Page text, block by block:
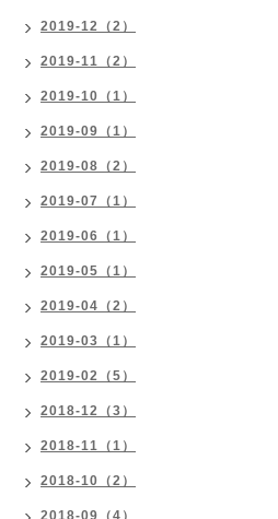
2019-12（2）
2019-11（2）
2019-10（1）
2019-09（1）
2019-08（2）
2019-07（1）
2019-06（1）
2019-05（1）
2019-04（2）
2019-03（1）
2019-02（5）
2018-12（3）
2018-11（1）
2018-10（2）
2018-09（4）